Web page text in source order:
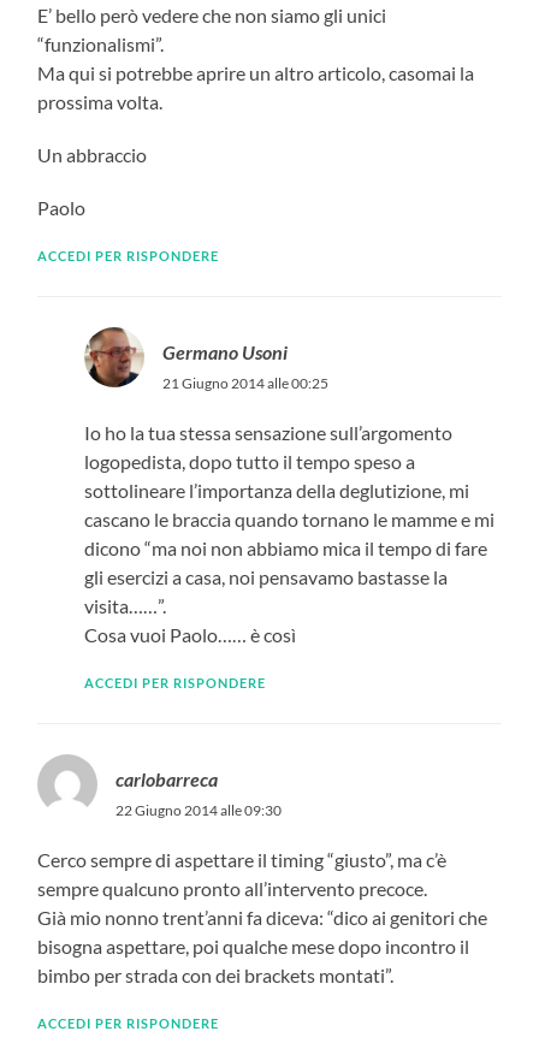
E’ bello però vedere che non siamo gli unici
“funzionalismi”.
Ma qui si potrebbe aprire un altro articolo, casomai la
prossima volta.
Un abbraccio
Paolo
ACCEDI PER RISPONDERE
Germano Usoni
21 Giugno 2014 alle 00:25
Io ho la tua stessa sensazione sull’argomento
logopedista, dopo tutto il tempo speso a
sottolineare l’importanza della deglutizione, mi
cascano le braccia quando tornano le mamme e mi
dicono “ma noi non abbiamo mica il tempo di fare
gli esercizi a casa, noi pensavamo bastasse la
visita……”.
Cosa vuoi Paolo…… è così
ACCEDI PER RISPONDERE
carlobarreca
22 Giugno 2014 alle 09:30
Cerco sempre di aspettare il timing “giusto”, ma c’è
sempre qualcuno pronto all’intervento precoce.
Già mio nonno trent’anni fa diceva: “dico ai genitori che
bisogna aspettare, poi qualche mese dopo incontro il
bimbo per strada con dei brackets montati”.
ACCEDI PER RISPONDERE